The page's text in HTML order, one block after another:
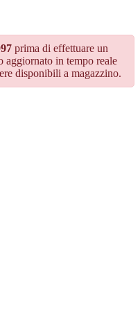
prima di effettuare un
aggiornato in tempo reale
disponibili a magazzino.